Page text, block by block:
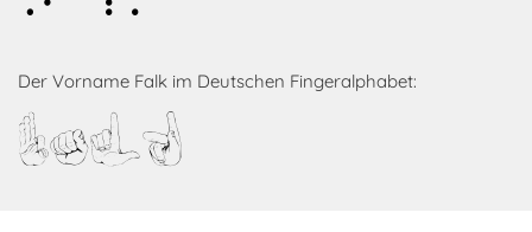
Der Vorname Falk im Deutschen Fingeralphabet:
Falk